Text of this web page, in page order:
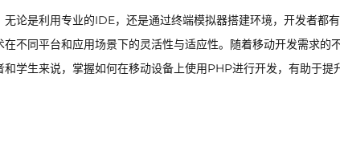
论是利用专业的IDE，还是通过终端模拟器搭建环境，开发者都
不同平台和应用场景下的灵活性与适应性。随着移动开发需求的
学生来说，掌握如何在移动设备上使用PHP进行开发，有助于提